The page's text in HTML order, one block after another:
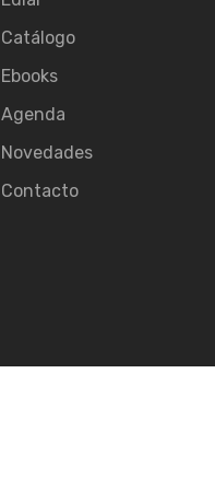
Catálogo
Ebooks
Agenda
Novedades
Contacto